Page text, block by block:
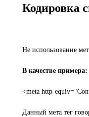
Кодировка
Не использование
В качестве примера:
<meta http-
Данный мета тег